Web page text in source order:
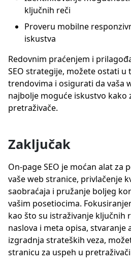
ključnih reči
Proveru mobilne
iskustva
Redovnim praćenjem i
SEO strategije, možete ostati u
trendovima i osigurati da vaša
najbolje moguće iskustvo kako
pretraživače.
Zaključak
On-page SEO je moćan alat za
vaše web stranice, privlačenje
saobraćaja i pružanje boljeg
vašim posetiocima.
kao što su istraživanje ključnih
naslova i meta opisa, stvaranje
izgradnja strateških veza,
stranicu za uspeh u